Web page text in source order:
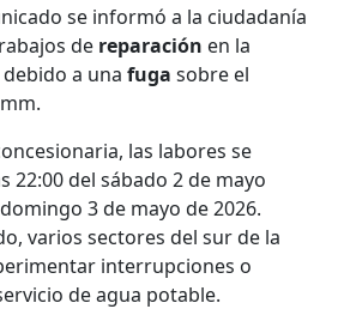
se informó a la ciudadanía
de reparación en la
debido a unafuga sobre el
las labores se
22:00 del sábado 2 de mayo
3 de mayo de 2026.
varios sectores del sur de la
interrupciones o
de agua potable.